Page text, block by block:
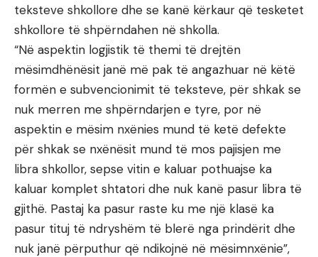
teksteve shkollore dhe se kanë kërkaur që tesketet
shkollore të shpërndahen në shkolla.
“Në aspektin logjistik të themi të drejtën
mësimdhënësit janë më pak të angazhuar në këtë
formën e subvencionimit të teksteve, për shkak se
nuk merren me shpërndarjen e tyre, por në
aspektin e mësim nxënies mund të ketë defekte
për shkak se nxënësit mund të mos pajisjen me
libra shkollor, sepse vitin e kaluar pothuajse ka
kaluar komplet shtatori dhe nuk kanë pasur libra të
gjithë. Pastaj ka pasur raste ku me një klasë ka
pasur tituj të ndryshëm të blerë nga prindërit dhe
nuk janë përputhur që ndikojnë në mësimnxënie”,